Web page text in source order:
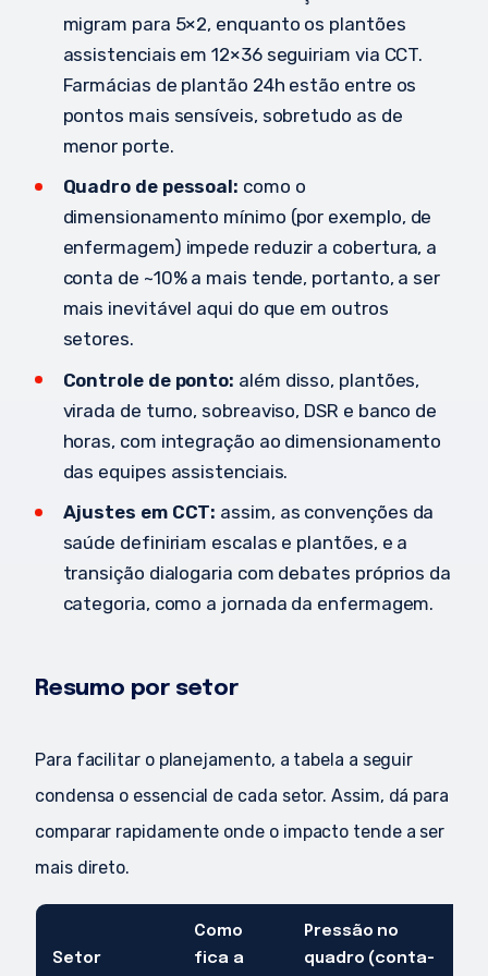
migram para 5×2, enquanto os plantões
assistenciais em 12×36 seguiriam via CCT.
Farmácias de plantão 24h estão entre os
pontos mais sensíveis, sobretudo as de
menor porte.
Quadro de pessoal: como o
dimensionamento mínimo (por exemplo, de
enfermagem) impede reduzir a cobertura, a
conta de ~10% a mais tende, portanto, a ser
mais inevitável aqui do que em outros
setores.
Controle de ponto: além disso, plantões,
virada de turno, sobreaviso, DSR e banco de
horas, com integração ao dimensionamento
das equipes assistenciais.
Ajustes em CCT: assim, as convenções da
saúde definiriam escalas e plantões, e a
transição dialogaria com debates próprios da
categoria, como a jornada da enfermagem.
Resumo por setor
Para facilitar o planejamento, a tabela a seguir
condensa o essencial de cada setor. Assim, dá para
comparar rapidamente onde o impacto tende a ser
mais direto.
Setor
Como
fica a
Pressão no
quadro (conta-